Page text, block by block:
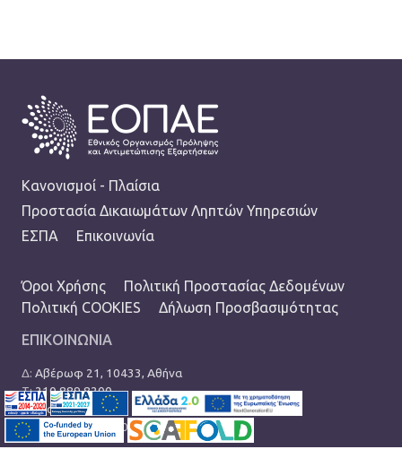
FOOTER
Κανονισμοί - Πλαίσια
Προστασία Δικαιωμάτων Ληπτών Υπηρεσιών
ΕΣΠΑ
Επικοινωνία
TERMS MENU
Όροι Χρήσης
Πολιτική Προστασίας Δεδομένων
Πολιτική COOKIES
Δήλωση Προσβασιμότητας
ΕΠΙΚΟΙΝΩΝΙΑ
Δ: Αβέρωφ 21, 10433, Αθήνα
Τ:210 889 8200
Ε:info@eopae.gr
Ωράριο: 08:00-17:00